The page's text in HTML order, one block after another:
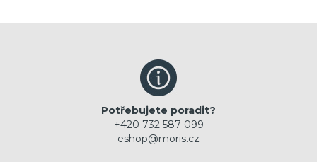
Potřebujete poradit?
+420 732 587 099
eshop@moris.cz